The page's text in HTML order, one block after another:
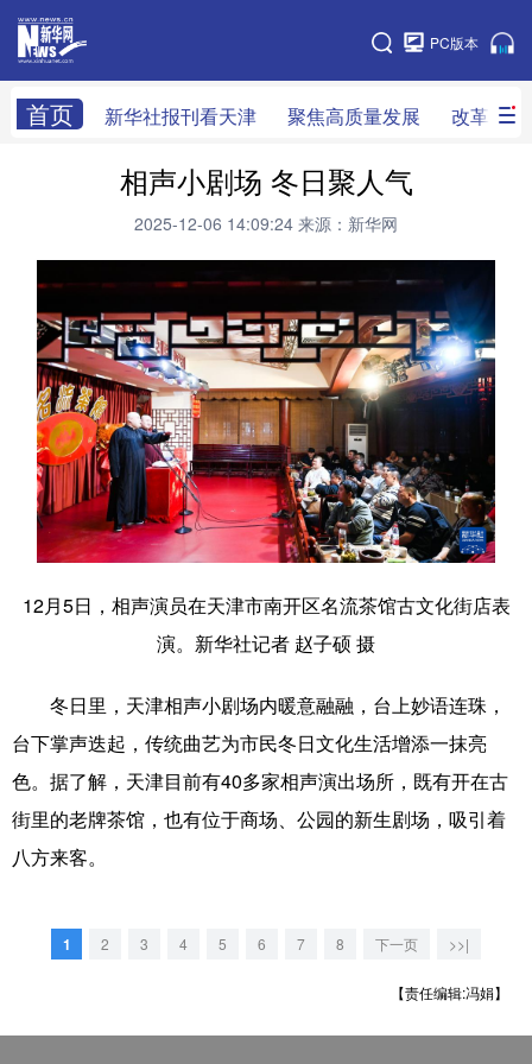
PC版本
首页 新华社报刊看天津 聚焦高质量发展 改革开放
网站地图
新华社看天津 新华V访谈 做一天同事
科技创新 产经观察 乡村振兴 法治社会
教育视窗 生活服务 医卫康养 文旅消费
新华影像
专栏
滨城 和平 河西 河北
河东 南开 红桥 东丽
津南 静海 宁河 蓟州
相声小剧场 冬日聚人气
2025-12-06 14:09:24 来源：新华网
12月5日，相声演员在天津市南开区名流茶馆古文化街店表
演。新华社记者 赵子硕 摄
冬日里，天津相声小剧场内暖意融融，台上妙语连珠，
台下掌声迭起，传统曲艺为市民冬日文化生活增添一抹亮
色。据了解，天津目前有40多家相声演出场所，既有开在古
街里的老牌茶馆，也有位于商场、公园的新生剧场，吸引着
八方来客。
1 2 3 4 5 6 7 8 下一页 >>|
【责任编辑:冯娟】